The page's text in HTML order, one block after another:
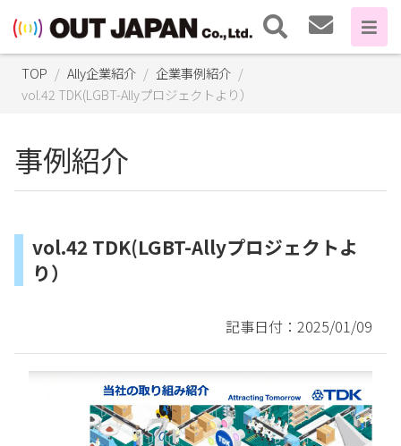
TOP Ally企業紹介
企業事例紹介
vol.42 TDK(LGBT-Allyプロジェクトより）
事例紹介
vol.42 TDK(LGBT-Allyプロジェクトよ
り）
記事日付：2025/01/09